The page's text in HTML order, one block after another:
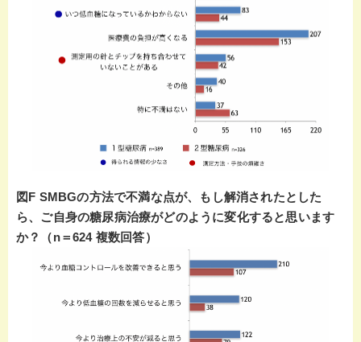
図F SMBGの方法で不満な点が、もし解消されたとした
ら、ご自身の糖尿病治療がどのように変化すると思います
か？（n＝624 複数回答）